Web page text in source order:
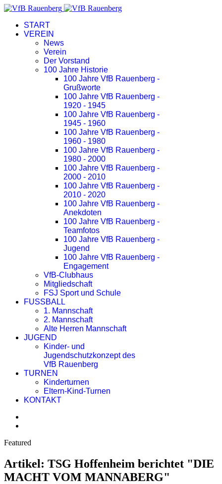
START
VEREIN
News
Verein
Der Vorstand
100 Jahre Historie
100 Jahre VfB Rauenberg -
Grußworte
100 Jahre VfB Rauenberg -
1920 - 1945
100 Jahre VfB Rauenberg -
1945 - 1960
100 Jahre VfB Rauenberg -
1960 - 1980
100 Jahre VfB Rauenberg -
1980 - 2000
100 Jahre VfB Rauenberg -
2000 - 2010
100 Jahre VfB Rauenberg -
2010 - 2020
100 Jahre VfB Rauenberg -
Anekdoten
100 Jahre VfB Rauenberg -
Teamfotos
100 Jahre VfB Rauenberg -
Jugend
100 Jahre VfB Rauenberg -
Engagement
VfB-Clubhaus
Mitgliedschaft
FSJ Sport und Schule
FUSSBALL
1. Mannschaft
2. Mannschaft
Alte Herren Mannschaft
JUGEND
Kinder- und
Jugendschutzkonzept des
VfB Rauenberg
TURNEN
Kinderturnen
Eltern-Kind-Turnen
KONTAKT
Featured
Artikel: TSG Hoffenheim berichtet "DIE
MACHT VOM MANNABERG"